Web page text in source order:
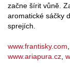
začne šírit vůně.
aromatické sáčky
sprejích.
www.frantisky.com
www.ariapura.cz